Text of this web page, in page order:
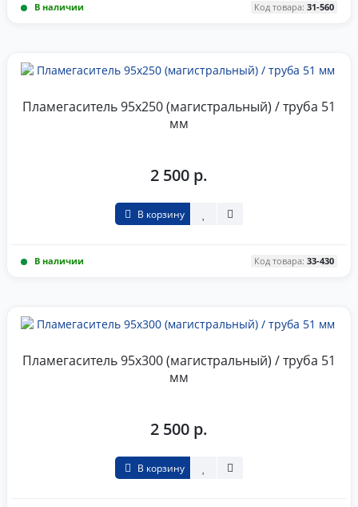
В наличии Код товара: 31-560
Пламегаситель 95x250 (магистральный) / труба 51
мм
2 500 р.
В корзину
В наличии Код товара: 33-430
Пламегаситель 95x300 (магистральный) / труба 51
мм
2 500 р.
В корзину